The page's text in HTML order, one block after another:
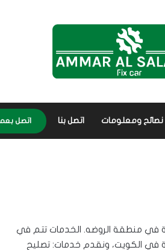
نصائح ومعلومات اتصل بنا اتصل بعمار
الروضة نوفر كافة خدمات فحص وتصليح السيارات على مدار 24 ساعة في منطقة الروضه. الخدمات تتم في
في الكويت، ونقدم خدمات: تصليح